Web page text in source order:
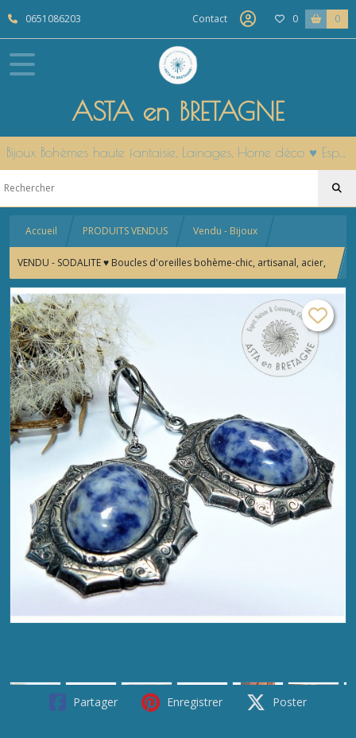
0651086203 Contact 0 0
ASTA en BRETAGNE
Bijoux Bohèmes haute fantaisie, Lainages, Home déco ♥ Esprit Nature & Cocooning Côté Ouest ♥ Modèles uniques fait main en Bretagne
Accueil PRODUITS VENDUS Vendu - Bijoux
VENDU - SODALITE ♥ Boucles d'oreilles bohème-chic, artisanal, acier,
cabochon vintage Sodalite naturelle - Idée cadeau, fêtes,
anniversaire
Partager Enregistrer Poster